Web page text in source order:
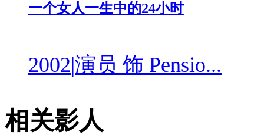
一个女人一生中的24小时
2002|演员 饰 Pensio...
相关影人